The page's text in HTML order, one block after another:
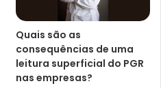
Quais são as
consequências de uma
leitura superficial do PGR
nas empresas?